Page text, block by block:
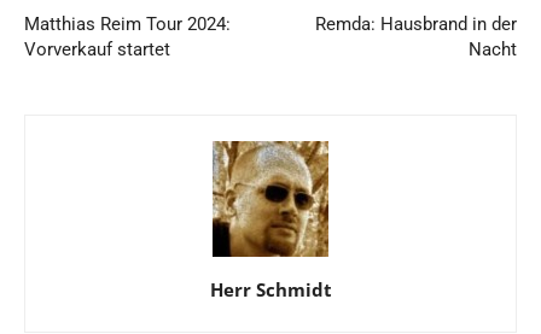
Matthias Reim Tour 2024:
Vorverkauf startet
Remda: Hausbrand in der
Nacht
Herr Schmidt